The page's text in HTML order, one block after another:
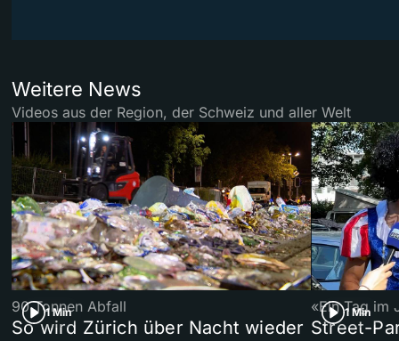
Weitere News
Videos aus der Region, der Schweiz und aller Welt
1 Min
90 Tonnen Abfall
So wird Zürich über Nacht wieder
1 Min
«Ein Tag im
Street-